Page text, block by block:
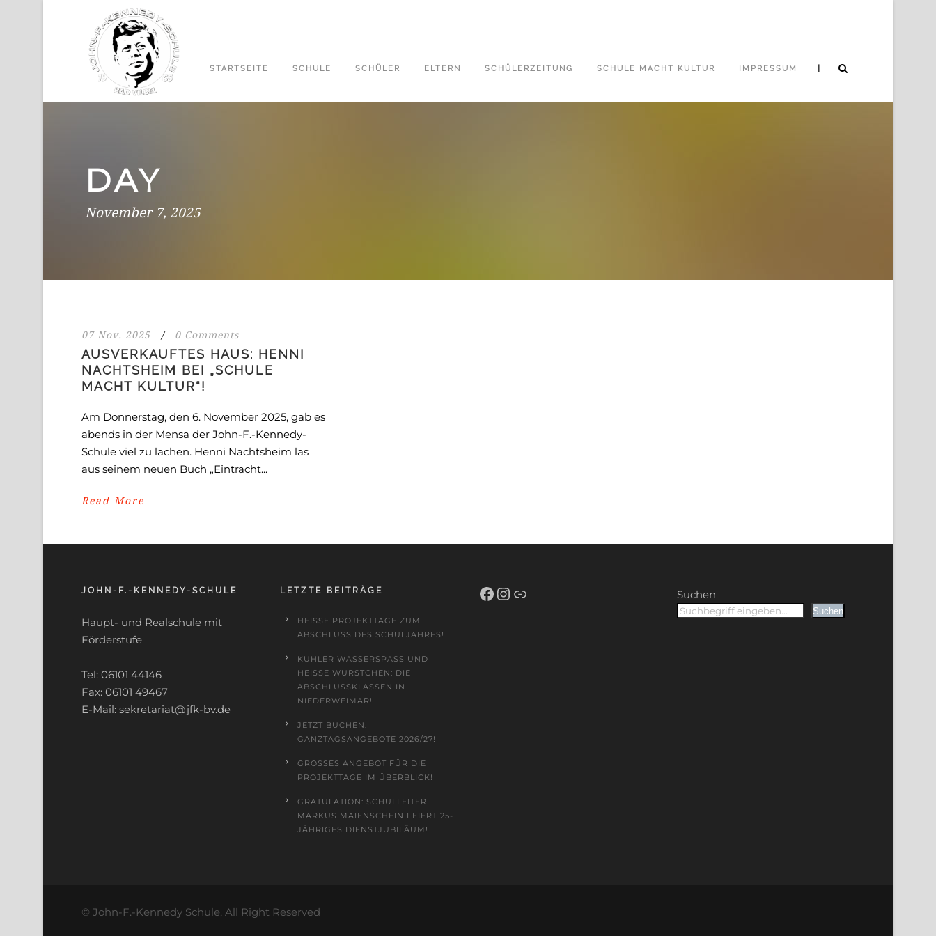
STARTSEITE SCHULE SCHÜLER ELTERN SCHÜLERZEITUNG SCHULE MACHT KULTUR IMPRESSUM |
DAY
November 7, 2025
07 Nov. 2025 / 0 Comments
AUSVERKAUFTES HAUS: HENNI
NACHTSHEIM BEI „SCHULE
MACHT KULTUR“!
Am Donnerstag, den 6. November 2025, gab es
abends in der Mensa der John-F.-Kennedy-
Schule viel zu lachen. Henni Nachtsheim las
aus seinem neuen Buch „Eintracht...
Read More
JOHN-F.-KENNEDY-SCHULE
Haupt- und Realschule mit
Förderstufe
Tel: 06101 44146
Fax: 06101 49467
E-Mail: sekretariat@jfk-bv.de
LETZTE BEITRÄGE
HEISSE PROJEKTTAGE ZUM A
BSCHLUSS DES SCHULJAHRES!
KÜHLER WASSERSPASS UND H
EISSE WÜRSTCHEN: DIE AB
SCHLUSSKLASSEN IN NI
EDERWEIMAR!
JETZT BUCHEN:
GANZTAGSANGEBOTE 2026/27!
GROSSES ANGEBOT FÜR DIE P
ROJEKTTAGE IM ÜBERBLICK!
GRATULATION: SCHULLEITER
MARKUS MAIENSCHEIN FEIERT 25-
JÄHRIGES DIENSTJUBILÄUM!
Facebook
Instagram
Schulportal Hessen Suchen
Suchen
© John-F.-Kennedy Schule, All Right Reserved